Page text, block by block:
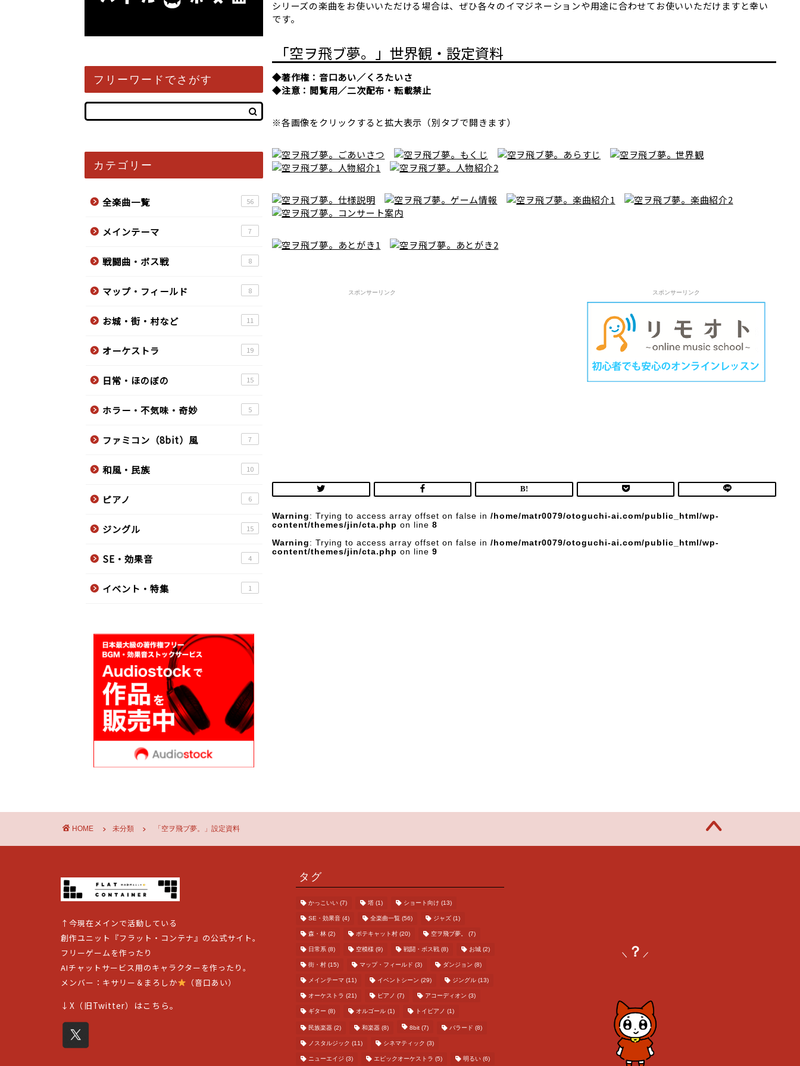
シリーズの楽曲をお使いいただける場合は、ぜひ各々のイマジネーションや用途に合わせてお使いいただけますと幸い
です。
「空ヲ飛ブ夢。」世界観・設定資料
◆著作権：音口あい／くろたいさ
◆注意：閲覧用／二次配布・転載禁止
※各画像をクリックすると拡大表示（別タブで開きます）
スポンサーリンク スポンサーリンク
Warning : Trying to access array offset on false in/home/matr0079/otoguchi-ai.com/public_html/wp-
content/themes/jin/cta.php on line8
Warning : Trying to access array offset on false in/home/matr0079/otoguchi-ai.com/public_html/wp-
content/themes/jin/cta.php on line9
フリーワードでさがす
カテゴリー
全楽曲一覧 56
メインテーマ 7
戦闘曲・ボス戦 8
マップ・フィールド 8
お城・街・村など 11
オーケストラ 19
日常・ほのぼの 15
ホラー・不気味・奇妙 5
ファミコン（8bit）風 7
和風・民族 10
ピアノ 6
ジングル 15
SE・効果音 4
イベント・特集 1
HOME 未分類 「空ヲ飛ブ夢。」設定資料
↑今現在メインで活動している
創作ユニット『フラット・コンテナ』の公式サイト。
フリーゲームを作ったり
AIチャットサービス用のキャラクターを作ったり。
メンバー：キサリー＆まろしか
（音口あい）
↓X（旧Twitter）はこちら。
タグ
かっこいい (7) 塔 (1) ショート向け (13)
SE・効果音 (4) 全楽曲一覧 (56) ジャズ (1)
森・林 (2) ポテキャット村 (20) 空ヲ飛ブ夢。 (7)
日常系 (8) 空模様 (9) 戦闘・ボス戦 (8) お城 (2)
街・村 (15) マップ・フィールド (3) ダンジョン (8)
メインテーマ (11) イベントシーン (29) ジングル (13)
オーケストラ (21) ピアノ (7) アコーディオン (3)
ギター (8) オルゴール (1) トイピアノ (1)
民族楽器 (2) 和楽器 (8) 8bit (7) バラード (8)
ノスタルジック (11) シネマティック (3)
ニューエイジ (3) エピックオーケストラ (5) 明るい (6)
＼ ？ ／